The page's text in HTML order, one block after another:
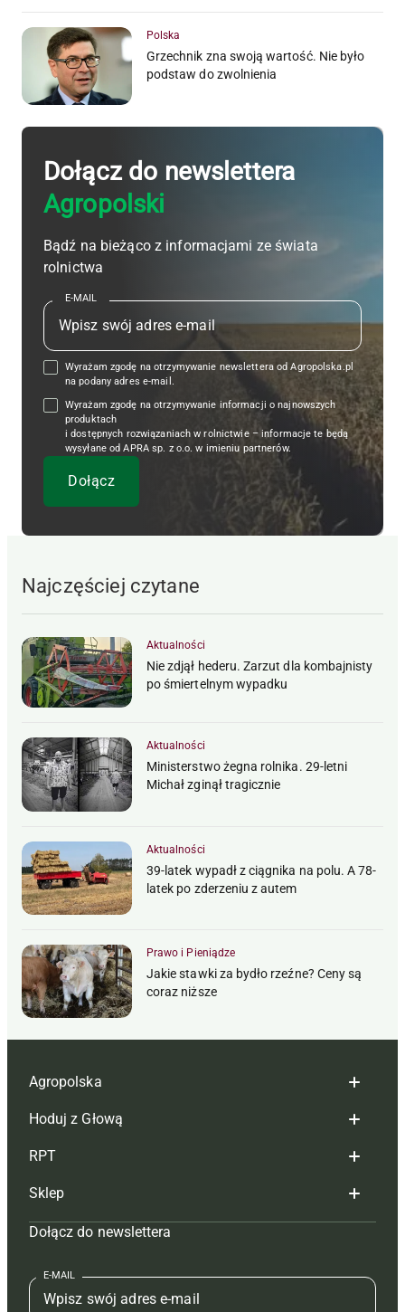
Polska
Grzechnik zna swoją wartość. Nie było
podstaw do zwolnienia
Dołącz do newslettera
Agropolski
Bądź na bieżąco z informacjami ze świata
rolnictwa
E-MAIL
Wyrażam zgodę na otrzymywanie newslettera od Agropolska.pl
na podany adres e-mail.
Wyrażam zgodę na otrzymywanie informacji o najnowszych
produktach
i dostępnych rozwiązaniach w rolnictwie – informacje te będą
wysyłane od APRA sp. z o.o. w imieniu partnerów.
Najczęściej czytane
Aktualności
Nie zdjął hederu. Zarzut dla kombajnisty
po śmiertelnym wypadku
Aktualności
Ministerstwo żegna rolnika. 29-letni
Michał zginął tragicznie
Aktualności
39-latek wypadł z ciągnika na polu. A 78-
latek po zderzeniu z autem
Prawo i Pieniądze
Jakie stawki za bydło rzeźne? Ceny są
coraz niższe
Agropolska
Redakcja
Reklama
Tagi
Mapa serwisu
Kontakt
Regulamin
Hoduj z Głową
Hoduj z głową bydło
Hoduj z głową świnie
Prenumerata
Redakcja
Kontakt
RPT
Redakcja
Prenumerata
Reklama
Kontakt
Sklep
Czasopisma i prenumerata
Książki
Dołącz do newslettera
E-MAIL